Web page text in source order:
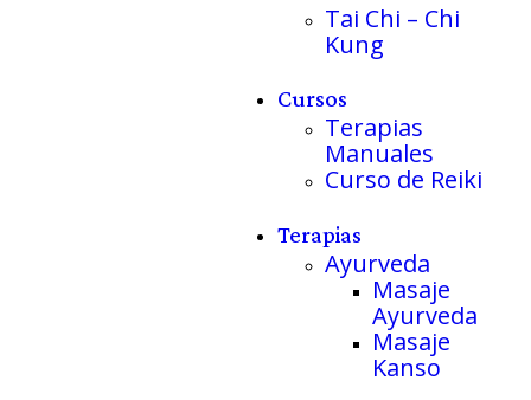
Tai Chi – Chi
Kung
Cursos
Terapias
Manuales
Curso de Reiki
Terapias
Ayurveda
Masaje
Ayurveda
Masaje
Kanso